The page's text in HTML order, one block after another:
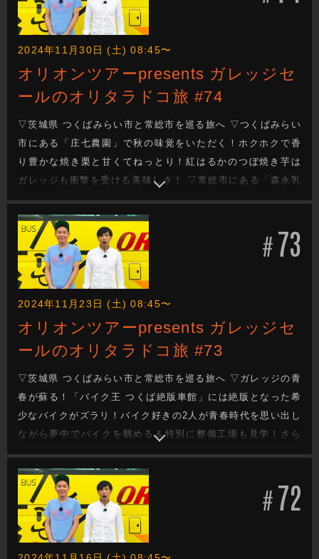
2024年11月30日 (土) 08:45〜
オリオンツアーpresents ガレッジセ
ールのオリタラドコ旅 #74
▽茨城県 つくばみらい市と常総市を巡る旅へ ▽つくばみらい
市にある「庄七農園」で秋の味覚をいただく！ホクホクで香
り豊かな焼き栗と甘くてねっとり！紅はるかのつぼ焼き芋は
ガレッジも衝撃を受ける美味しさ！ ▽常総市にある「森永乳
業」の利根工場「Morinaga Smile Factory」を見学！2人の
お気に入り商品登場で好き好きアピール合戦勃発！？ ▽今週
もガレッジセールのゆるり旅をお届けします
#73
2024年11月23日 (土) 08:45〜
オリオンツアーpresents ガレッジセ
ールのオリタラドコ旅 #73
▽茨城県 つくばみらい市と常総市を巡る旅へ ▽ガレッジの青
春が蘇る！「バイク王 つくば絶版車館」には絶版となった希
少なバイクがズラリ！バイク好きの2人が青春時代を思い出し
ながら夢中でバイクを眺める＆特別に整備工場も見学！さら
に憧れの絶版車に試乗体験！エンジンの鼓動を感じた2人は大
興奮で走り出す！ ▽今週もガレッジセールのゆるり旅をお届
けします
#72